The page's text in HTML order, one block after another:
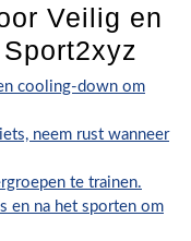
Veilig en
cooling-down om
neem rust wanneer
te trainen.
en na het sporten om